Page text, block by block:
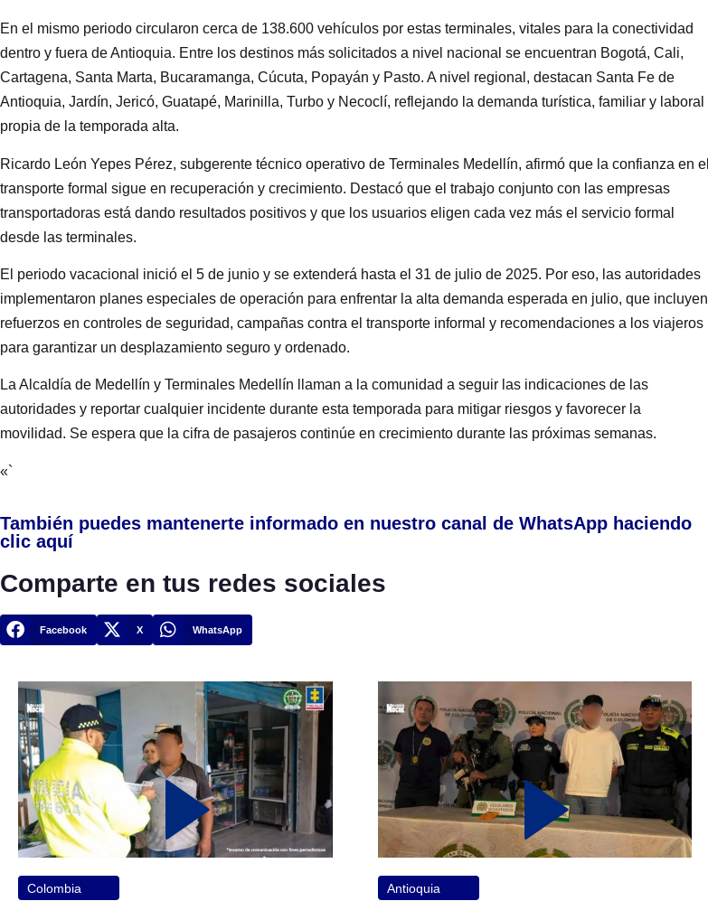
En el mismo periodo circularon cerca de 138.600 vehículos por estas terminales, vitales para la conectividad
dentro y fuera de Antioquia. Entre los destinos más solicitados a nivel nacional se encuentran Bogotá, Cali,
Cartagena, Santa Marta, Bucaramanga, Cúcuta, Popayán y Pasto. A nivel regional, destacan Santa Fe de
Antioquia, Jardín, Jericó, Guatapé, Marinilla, Turbo y Necoclí, reflejando la demanda turística, familiar y laboral
propia de la temporada alta.
Ricardo León Yepes Pérez, subgerente técnico operativo de Terminales Medellín, afirmó que la confianza en el
transporte formal sigue en recuperación y crecimiento. Destacó que el trabajo conjunto con las empresas
transportadoras está dando resultados positivos y que los usuarios eligen cada vez más el servicio formal
desde las terminales.
El periodo vacacional inició el 5 de junio y se extenderá hasta el 31 de julio de 2025. Por eso, las autoridades
implementaron planes especiales de operación para enfrentar la alta demanda esperada en julio, que incluyen
refuerzos en controles de seguridad, campañas contra el transporte informal y recomendaciones a los viajeros
para garantizar un desplazamiento seguro y ordenado.
La Alcaldía de Medellín y Terminales Medellín llaman a la comunidad a seguir las indicaciones de las
autoridades y reportar cualquier incidente durante esta temporada para mitigar riesgos y favorecer la
movilidad. Se espera que la cifra de pasajeros continúe en crecimiento durante las próximas semanas.
«`
También puedes mantenerte informado en nuestro canal de WhatsApp haciendo
clic aquí
Comparte en tus redes sociales
Facebook X WhatsApp
Colombia Antioquia